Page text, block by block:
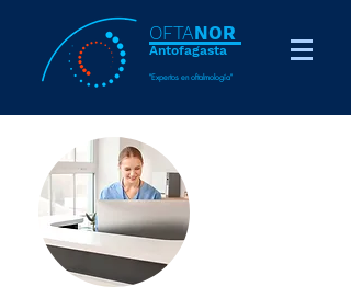
OFTANOR
Antofagasta
"Expertos en oftalmología"